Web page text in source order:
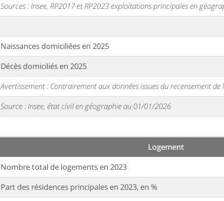
Sources : Insee, RP2017 et RP2023 exploitations principales en
Naissances domiciliées en 2025
Décès domiciliés en 2025
Avertissement : Contrairement aux données issues du recensement
Source : Insee, état civil en géographie au 01/01/2026
Logement
Nombre total de logements en 2023
Part des résidences principales en 2023, en %